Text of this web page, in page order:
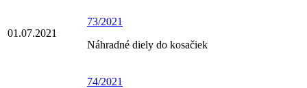
01.07.2021
73/2021
Náhradné diely do kosačiek
74/2021